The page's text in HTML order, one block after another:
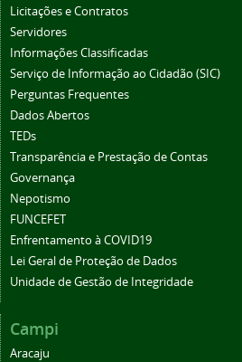
Licitações e Contratos
Servidores
Informações Classificadas
Serviço de Informação ao Cidadão (SIC)
Perguntas Frequentes
Dados Abertos
TEDs
Transparência e Prestação de Contas
Governança
Nepotismo
FUNCEFET
Enfrentamento à COVID19
Lei Geral de Proteção de Dados
Unidade de Gestão de Integridade
Campi
Aracaju